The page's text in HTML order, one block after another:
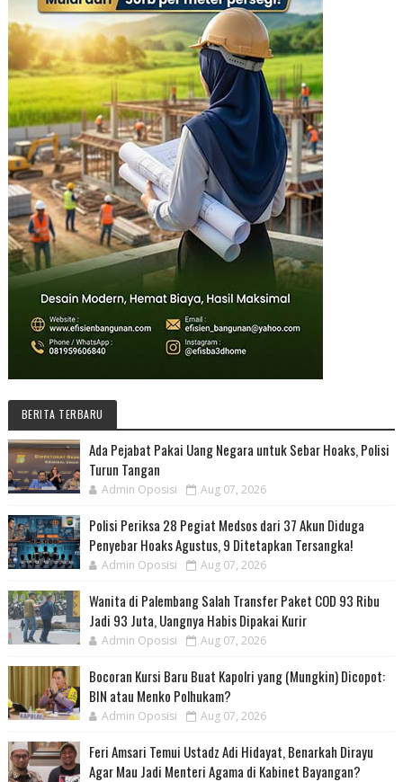
BERITA TERBARU
Ada Pejabat Pakai Uang Negara untuk Sebar Hoaks, Polisi
Turun Tangan
Admin Oposisi Aug 07, 2026
Polisi Periksa 28 Pegiat Medsos dari 37 Akun Diduga
Penyebar Hoaks Agustus, 9 Ditetapkan Tersangka!
Admin Oposisi Aug 07, 2026
Wanita di Palembang Salah Transfer Paket COD 93 Ribu
Jadi 93 Juta, Uangnya Habis Dipakai Kurir
Admin Oposisi Aug 07, 2026
Bocoran Kursi Baru Buat Kapolri yang (Mungkin) Dicopot:
BIN atau Menko Polhukam?
Admin Oposisi Aug 07, 2026
Feri Amsari Temui Ustadz Adi Hidayat, Benarkah Dirayu
Agar Mau Jadi Menteri Agama di Kabinet Bayangan?